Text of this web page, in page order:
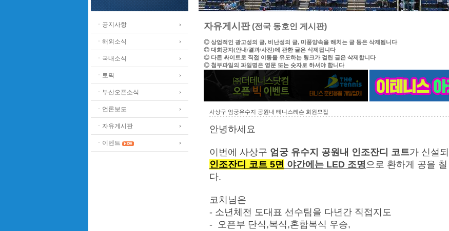
ㆍ공지사항
ㆍ해외소식
ㆍ국내소식
ㆍ토픽
ㆍ부산오픈소식
ㆍ언론보도
ㆍ자유게시판
ㆍ이벤트
자유게시판(전국 동호인 게시판)
◎ 상업적인 광고성의 글, 비난성의 글, 미풍양속을 해치는 글 등은 삭제됩니다
◎ 대회공지(안내/결과/사진)에 관한 글은 삭제됩니다
◎ 다른 싸이트로 직접 이동을 유도하는 링크가 걸린 글은 삭제합니다
◎ 첨부파일의 파일명은 영문 또는 숫자로 하셔야 합니다
사상구 엄궁유수지 공원내 테니스레슨 회원모집
안녕하세요
이번에 사상구 엄궁 유수지 공원내 인조잔디 코트가 신설
인조잔디 코트 5면 야간에는 LED 조명으로 환하게 공을
다.
코치님은
- 소년체전 도대표 선수팀을 다년간 직접지도
- 오픈부 단식,복식,혼합복식 우승,